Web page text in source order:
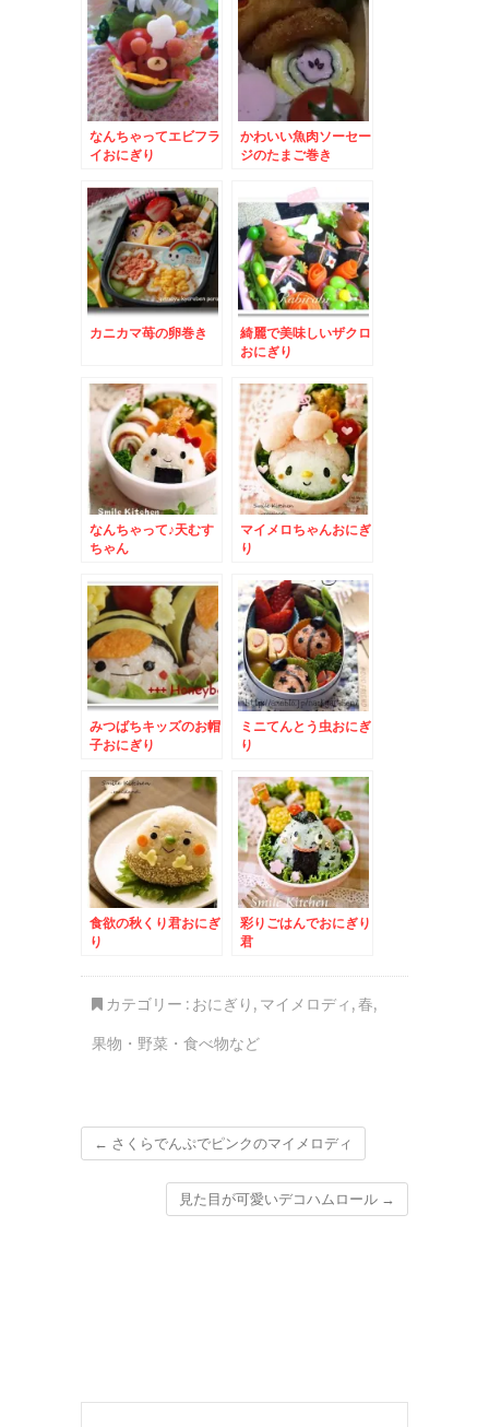
なんちゃってエビフラ
イおにぎり
かわいい魚肉ソーセー
ジのたまご巻き
カニカマ苺の卵巻き
綺麗で美味しいザクロ
おにぎり
なんちゃって♪天むす
ちゃん
マイメロちゃんおにぎ
り
みつばちキッズのお帽
子おにぎり
ミニてんとう虫おにぎ
り
食欲の秋くり君おにぎ
り
彩りごはんでおにぎり
君
カテゴリー : おにぎり , マイメロディ ,春,
果物・野菜・食べ物など
← さくらでんぷでピンクのマイメロディ
見た目が可愛いデコハムロール →